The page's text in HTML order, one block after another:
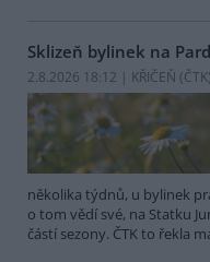
Sklizeň bylinek na
2.8.2026 18:12 | KŘIČEŇ (ČTK)
několika týdnů, u bylinek
o tom vědí své, na Statku
částí sezony. ČTK to řekla